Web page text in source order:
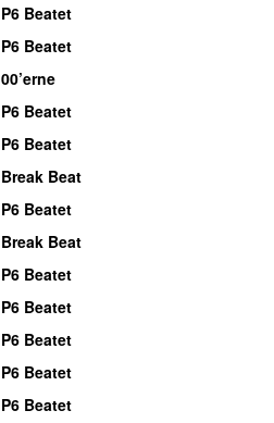
P6 Beatet
P6 Beatet
00’erne
P6 Beatet
P6 Beatet
Break Beat
P6 Beatet
Break Beat
P6 Beatet
P6 Beatet
P6 Beatet
P6 Beatet
P6 Beatet